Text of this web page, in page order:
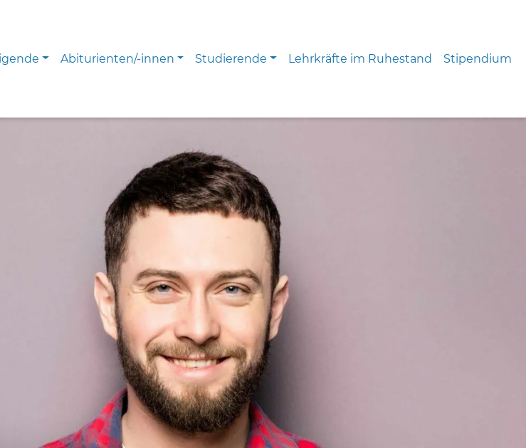
Abiturienten/-innen Studierende Lehrkräfte im Ruhestand Stipendium
0
1
2
0
2
3